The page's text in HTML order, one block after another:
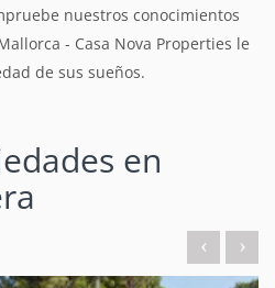
nuestros conocimientos
- Casa Nova Properties le
de sus sueños.
en